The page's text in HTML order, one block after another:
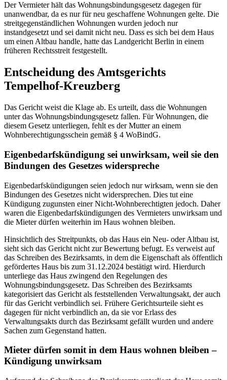
Der Vermieter hält das Wohnungsbindungsgesetz dagegen für
unanwendbar, da es nur für neu geschaffene Wohnungen gelte. Die
streitgegenständlichen Wohnungen wurden jedoch nur
instandgesetzt und sei damit nicht neu. Dass es sich bei dem Haus
um einen Altbau handle, hatte das Landgericht Berlin in einem
früheren Rechtsstreit festgestellt.
Entscheidung des Amtsgerichts
Tempelhof-Kreuzberg
Das Gericht weist die Klage ab. Es urteilt, dass die Wohnungen
unter das Wohnungsbindungsgesetz fallen. Für Wohnungen, die
diesem Gesetz unterliegen, fehlt es der Mutter an einem
Wohnberechtigungsschein gemäß § 4 WoBindG.
Eigenbedarfskündigung sei unwirksam, weil sie den
Bindungen des Gesetzes widerspreche
Eigenbedarfskündigungen seien jedoch nur wirksam, wenn sie den
Bindungen des Gesetzes nicht widersprechen. Dies tut eine
Kündigung zugunsten einer Nicht-Wohnberechtigten jedoch. Daher
waren die Eigenbedarfskündigungen des Vermieters unwirksam und
die Mieter dürfen weiterhin im Haus wohnen bleiben.
Hinsichtlich des Streitpunkts, ob das Haus ein Neu- oder Altbau ist,
sieht sich das Gericht nicht zur Bewertung befugt. Es verweist auf
das Schreiben des Bezirksamts, in dem die Eigenschaft als öffentlich
gefördertes Haus bis zum 31.12.2024 bestätigt wird. Hierdurch
unterliege das Haus zwingend den Regelungen des
Wohnungsbindungsgesetz. Das Schreiben des Bezirksamts
kategorisiert das Gericht als feststellenden Verwaltungsakt, der auch
für das Gericht verbindlich sei. Frühere Gerichtsurteile sieht es
dagegen für nicht verbindlich an, da sie vor Erlass des
Verwaltungsakts durch das Bezirksamt gefällt wurden und andere
Sachen zum Gegenstand hatten.
Mieter dürfen somit in dem Haus wohnen bleiben –
Kündigung unwirksam